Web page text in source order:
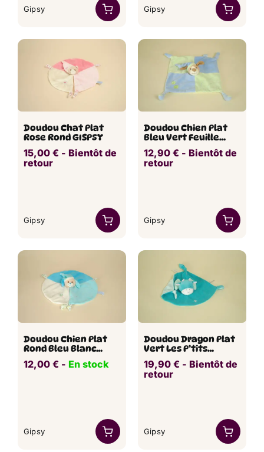
Gipsy Gipsy
Doudou Chat Plat
Rose Rond GISPSY
15,00 € ​ - Bientôt de
retour
Gipsy
Doudou Chien Plat
Bleu Vert Feuille
GIPSY
12,90 € ​ - Bientôt de
retour
Gipsy
Doudou Chien Plat
Rond Bleu Blanc
12,00 € ​​ - En stock
Gipsy
Doudou Dragon Plat
Vert Les P’tits
Féériques GIPSY
19,90 € ​ - Bientôt de
retour
Gipsy